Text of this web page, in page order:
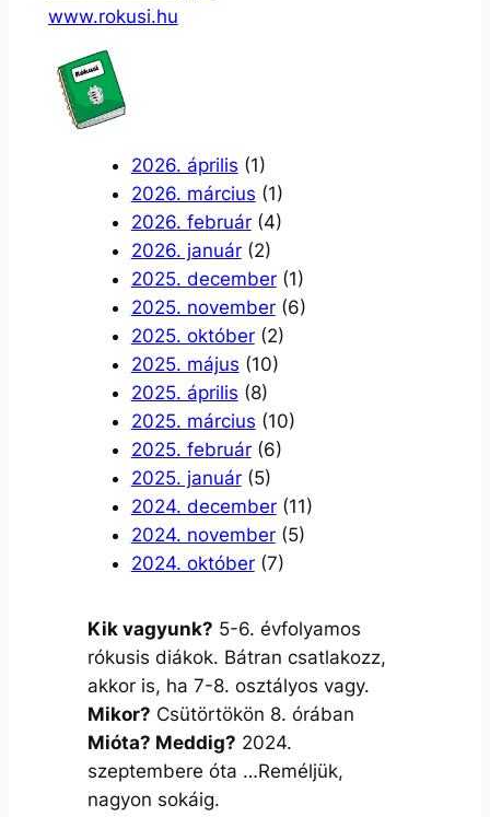
www.rokusi.hu
2026. április (1)
2026. március (1)
2026. február(4)
2026. január(2)
2025. december(1)
2025. november(6)
2025. október(2)
2025. május (10)
2025. április (8)
2025. március (10)
2025. február(6)
2025. január(5)
2024. december(11)
2024. november(5)
2024. október(7)
Kik vagyunk? 5-6. évfolyamos
rókusis diákok. Bátran csatlakozz,
akkor is, ha 7-8. osztályos vagy.
Mikor? Csütörtökön 8. órában
Mióta? Meddig? 2024.
szeptembere óta …Reméljük,
nagyon sokáig.